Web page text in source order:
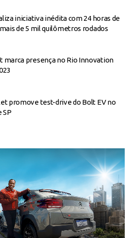
iniciativa inédita com 24 horas de
de 5 mil quilômetros rodados
marca presença no Rio Innovation
promove test-drive do Bolt EV no
SP